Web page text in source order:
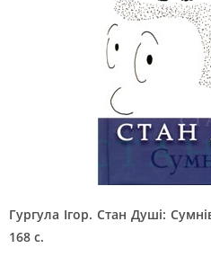
Гургула Ігор. Стан Душі:
168 с.